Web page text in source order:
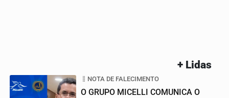
+ Lidas
NOTA DE FALECIMENTO
O GRUPO MICELLI COMUNICA O